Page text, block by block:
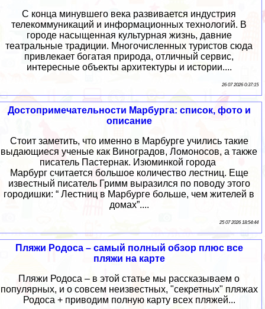
С конца минувшего века развивается индустрия
телекоммуникаций и информационных технологий. В
городе насыщенная культурная жизнь, давние
театральные традиции. Многочисленных туристов сюда
привлекает богатая природа, отличный сервис,
интересные объекты архитектуры и истории....
26 07 2026 0:37:15
Достопримечательности Марбурга: список, фото и
описание
Стоит заметить, что именно в Марбурге учились такие
выдающиеся ученые как Виноградов, Ломоносов, а также
писатель Пастернак. Изюминкой города
Марбург считается большое количество лестниц. Еще
известный писатель Гримм выразился по поводу этого
городишки: “ Лестниц в Марбурге больше, чем жителей в
домах”....
25 07 2026 18:54:44
Пляжи Родоса – самый полный обзор плюс все
пляжи на карте
Пляжи Родоса – в этой статье мы рассказываем о
популярных, и о совсем неизвестных, "секретных" пляжах
Родоса + приводим полную карту всех пляжей...